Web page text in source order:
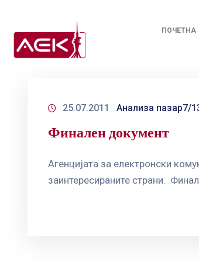
ПОЧЕТНА
25.07.2011 Анализа пазар7/
Финален документ
Агенцијата за електронски
заинтересираните страни.